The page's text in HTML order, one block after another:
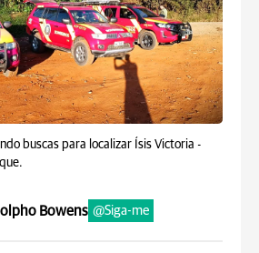
buscas para localizar Ísis Victoria -
Bowens @Siga-me